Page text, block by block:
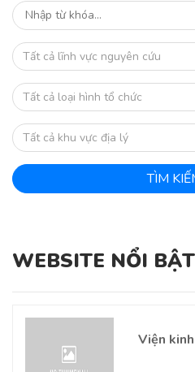
Tất cả lĩnh vực nguyên cứu
Tất cả loại hình tổ chức
Tất cả khu vực địa lý
TÌM
WEBSITE NỔI BẬT
Viện